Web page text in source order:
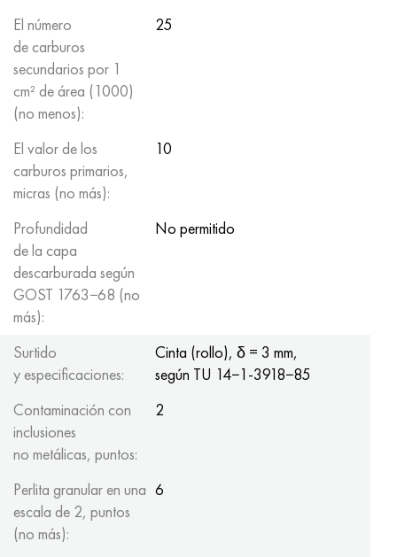
El número
de carburos
secundarios por 1
cm² de área (1000)
(no menos):
25
El valor de los
carburos primarios,
micras (no más):
10
Profundidad
de la capa
descarburada según
GOST 1763−68 (no
más):
No permitido
Surtido
y especificaciones:
Cinta (rollo), δ = 3 mm,
según TU 14−1-3918−85
Contaminación con
inclusiones
no metálicas, puntos:
2
Perlita granular en una
escala de 2, puntos
(no más):
6